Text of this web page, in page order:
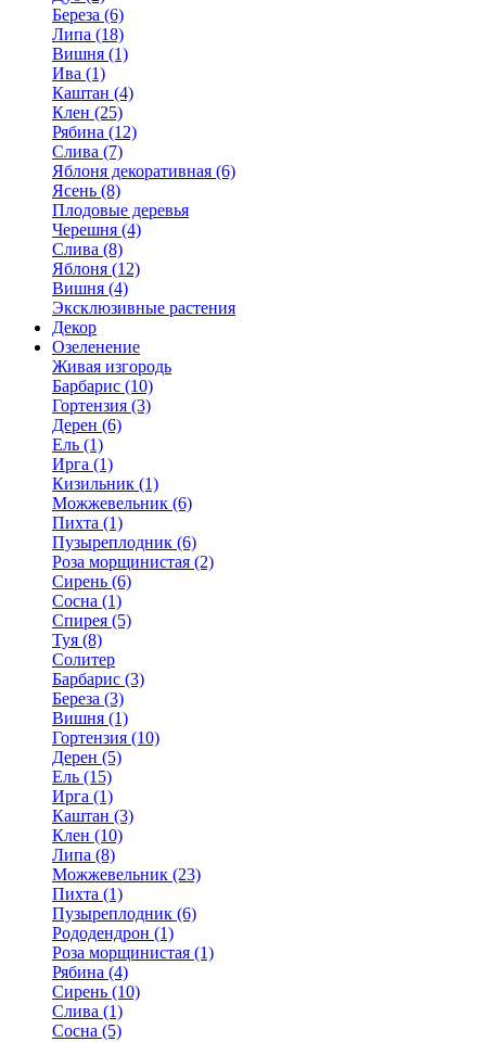
Береза (6)
Липа (18)
Вишня (1)
Ива (1)
Каштан (4)
Клен (25)
Рябина (12)
Слива (7)
Яблоня декоративная (6)
Ясень (8)
Плодовые деревья
Черешня (4)
Слива (8)
Яблоня (12)
Вишня (4)
Эксклюзивные растения
Декор
Озеленение
Живая изгородь
Барбарис (10)
Гортензия (3)
Дерен (6)
Ель (1)
Ирга (1)
Кизильник (1)
Можжевельник (6)
Пихта (1)
Пузыреплодник (6)
Роза морщинистая (2)
Сирень (6)
Сосна (1)
Спирея (5)
Туя (8)
Солитер
Барбарис (3)
Береза (3)
Вишня (1)
Гортензия (10)
Дерен (5)
Ель (15)
Ирга (1)
Каштан (3)
Клен (10)
Липа (8)
Можжевельник (23)
Пихта (1)
Пузыреплодник (6)
Рододендрон (1)
Роза морщинистая (1)
Рябина (4)
Сирень (10)
Слива (1)
Сосна (5)